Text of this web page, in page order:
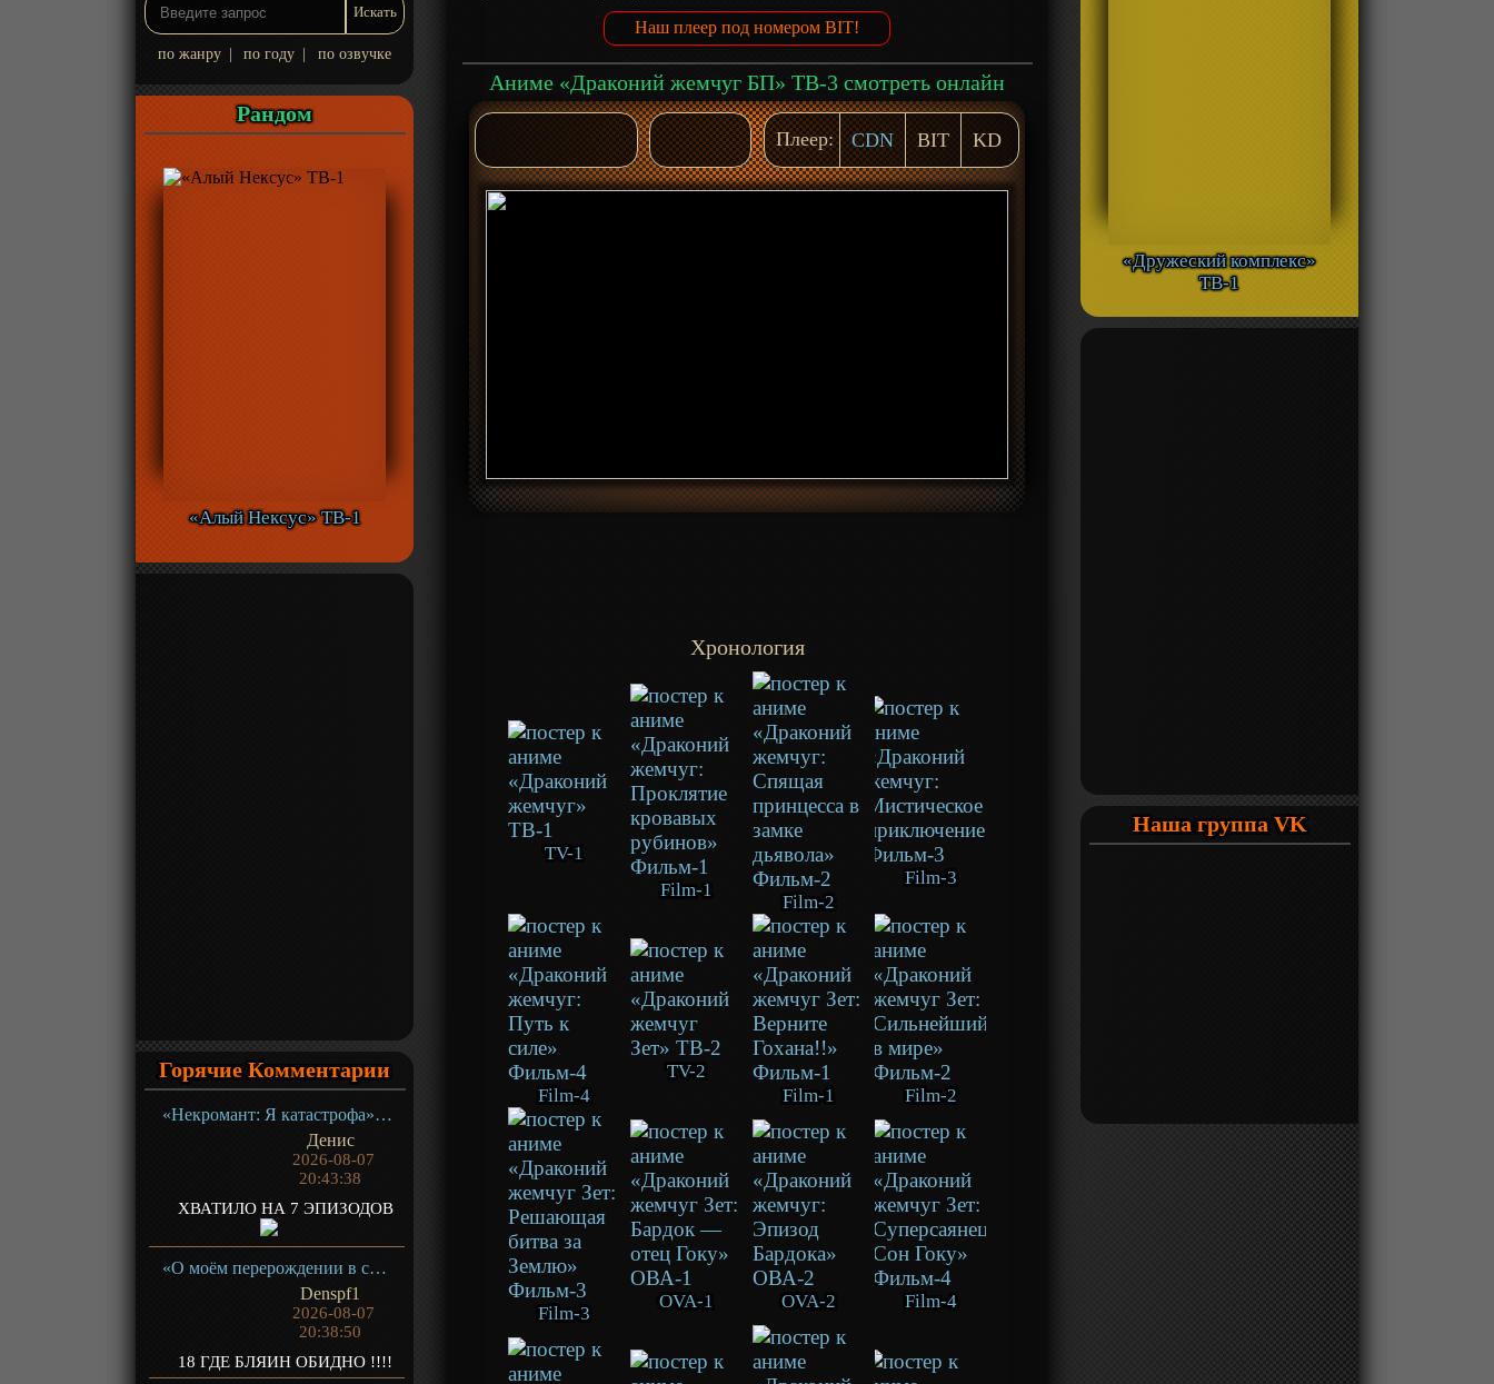
по жанру по году по озвучке
Рандом
«Алый Нексус» ТВ-1
Горячие Комментарии
«Некромант: Я катастрофа» ТВ-1
Денис
2026-08-07
20:43:38
ХВАТИЛО НА 7 ЭПИЗОДОВ
«О моём перерождении в слизь 4» ТВ- 4.1
Denspf1
2026-08-07
20:38:50
18 ГДЕ БЛЯИН ОБИДНО !!!!
Наш плеер под номером BIT!
Аниме «Драконий жемчуг БП» ТВ-3 смотреть онлайн
Плеер: CDN BIT KD
Хронология
TV-1
Film-1
Film-2
Film-3
Film-4
TV-2
Film-1
Film-2
Film-3
OVA-1 OVA-2 Film-4
«Дружеский комплекс»
ТВ-1
Наша группа VK